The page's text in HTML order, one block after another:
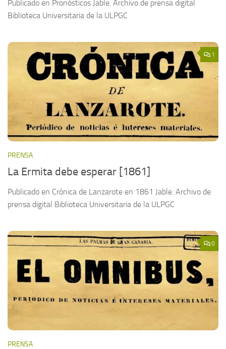
Publicado en Pronósticos Jable. Archivo de prensa digital
Biblioteca Universitaria de la ULPGC
1
PRENSA
La Ermita debe esperar [1861]
Publicado en Crónica de Lanzarote en 1861 Jable. Archivo de
prensa digital Biblioteca Universitaria de la ULPGC
0
PRENSA